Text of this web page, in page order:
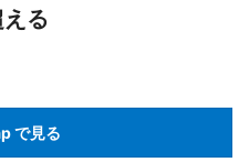
る
で見る